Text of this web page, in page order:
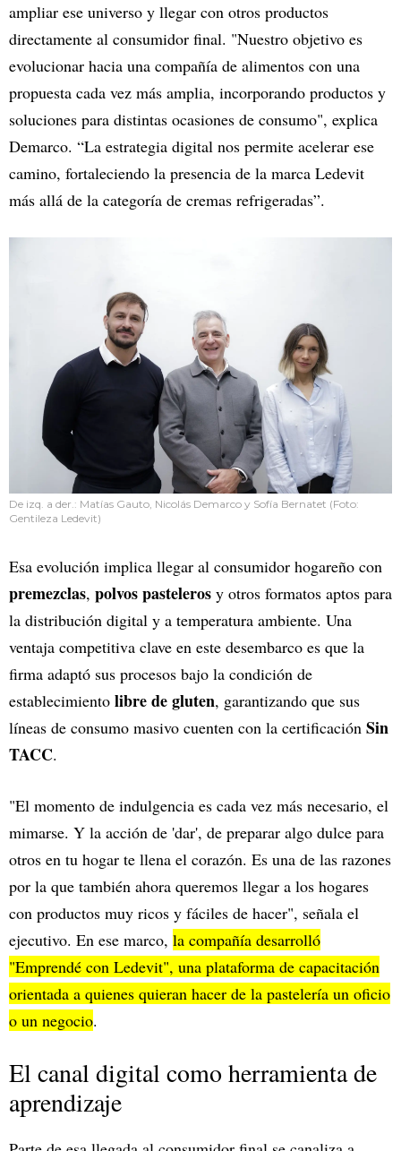
ampliar ese universo y llegar con otros productos
directamente al consumidor final. "Nuestro objetivo es
evolucionar hacia una compañía de alimentos con una
propuesta cada vez más amplia, incorporando productos y
soluciones para distintas ocasiones de consumo", explica
Demarco. “La estrategia digital nos permite acelerar ese
camino, fortaleciendo la presencia de la marca Ledevit
más allá de la categoría de cremas refrigeradas”.
De izq. a der.: Matías Gauto, Nicolás Demarco y Sofía Bernatet (Foto:
Gentileza Ledevit)
Esa evolución implica llegar al consumidor hogareño con
premezclas, polvos pasteleros y otros formatos aptos para
la distribución digital y a temperatura ambiente. Una
ventaja competitiva clave en este desembarco es que la
firma adaptó sus procesos bajo la condición de
establecimiento libre de gluten, garantizando que sus
líneas de consumo masivo cuenten con la certificación Sin
TACC.
"El momento de indulgencia es cada vez más necesario, el
mimarse. Y la acción de 'dar', de preparar algo dulce para
otros en tu hogar te llena el corazón. Es una de las razones
por la que también ahora queremos llegar a los hogares
con productos muy ricos y fáciles de hacer", señala el
ejecutivo. En ese marco, la compañía desarrolló
"Emprendé con Ledevit", una plataforma de capacitación
orientada a quienes quieran hacer de la pastelería un oficio
o un negocio.
El canal digital como herramienta de
aprendizaje